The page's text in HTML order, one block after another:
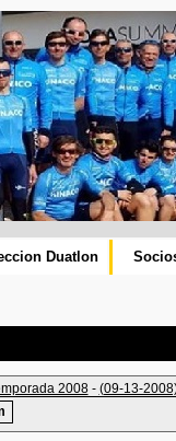
Duatlon
2008- (09-13-